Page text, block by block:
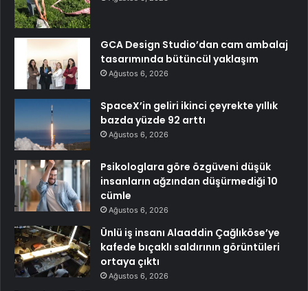
GCA Design Studio’dan cam ambalaj
tasarımında bütüncül yaklaşım
Ağustos 6, 2026
SpaceX’in geliri ikinci çeyrekte yıllık
bazda yüzde 92 arttı
Ağustos 6, 2026
Psikologlara göre özgüveni düşük
insanların ağzından düşürmediği 10
cümle
Ağustos 6, 2026
Ünlü iş insanı Alaaddin Çağlıköse’ye
kafede bıçaklı saldırının görüntüleri
ortaya çıktı
Ağustos 6, 2026